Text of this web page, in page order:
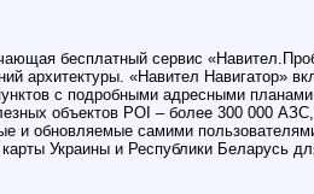
бесплатный сервис
архитектуры. «Навител Навигатор»
с подробными адресными
объектов POI – более 300 000
и обновляемые самими
Украины и Республики Беларусь